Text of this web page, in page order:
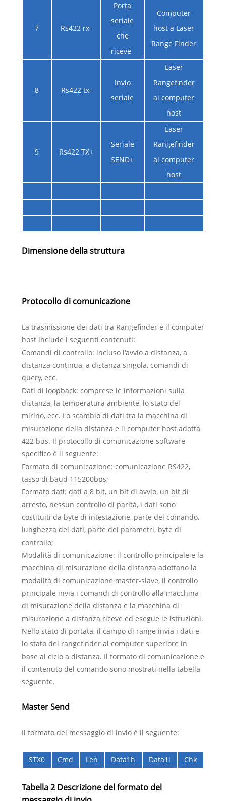
7 Rs422 rx-
Porta
seriale
che
riceve-
Computer
host a Laser
Range Finder
8 Rs422 tx-
Invio
seriale
Laser
Rangefinder
al computer
host
9 Rs422 TX+
Seriale
SEND+
Laser
Rangefinder
al computer
host
Dimensione della struttura
Protocollo di comunicazione
La trasmissione dei dati tra Rangefinder e il computer
host include i seguenti contenuti:
Comandi di controllo: incluso l'avvio a distanza, a
distanza continua, a distanza singola, comandi di
query, ecc.
Dati di loopback: comprese le informazioni sulla
distanza, la temperatura ambiente, lo stato del
mirino, ecc. Lo scambio di dati tra la macchina di
misurazione della distanza e il computer host adotta
422 bus. Il protocollo di comunicazione software
specifico è il seguente:
Formato di comunicazione: comunicazione RS422,
tasso di baud 115200bps;
Formato dati: dati a 8 bit, un bit di avvio, un bit di
arresto, nessun controllo di parità, i dati sono
costituiti da byte di intestazione, parte del comando,
lunghezza dei dati, parte dei parametri, byte di
controllo;
Modalità di comunicazione: il controllo principale e la
macchina di misurazione della distanza adottano la
modalità di comunicazione master-slave, il controllo
principale invia i comandi di controllo alla macchina
di misurazione della distanza e la macchina di
misurazione a distanza riceve ed esegue le istruzioni.
Nello stato di portata, il campo di range invia i dati e
lo stato del rangefinder al computer superiore in
base al ciclo a distanza. Il formato di comunicazione e
il contenuto del comando sono mostrati nella tabella
seguente.
Master Send
Il formato del messaggio di invio è il seguente:
STX0 Cmd Len Data1h Data1l Chk
Tabella 2 Descrizione del formato del